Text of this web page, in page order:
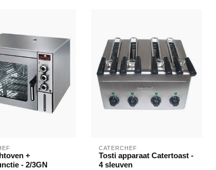
+
- 2/3GN
CATERCHEF
Tosti apparaat Catertoast -
4 sleuven